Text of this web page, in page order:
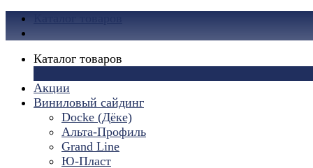
Каталог товаров
Акции
Виниловый сайдинг
Docke (Дёке)
Альта-Профиль
Grand Line
Ю-Пласт